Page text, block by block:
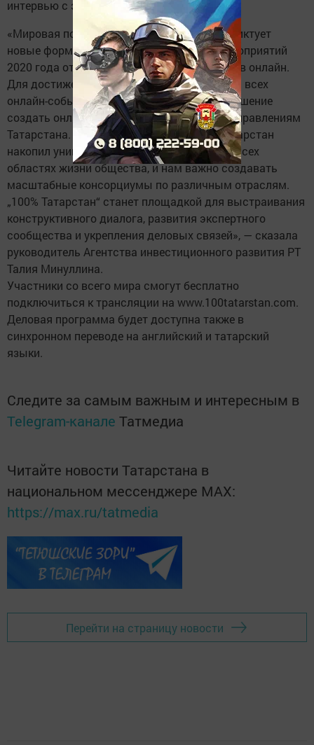
интервью с экспертами.
«Мировая посткоронавирусная ситуация диктует
новые форматы работы. Большинство мероприятий
2020 года отменены вовсе или перенесены в онлайн.
Для достижения синергетического эффекта всех
онлайн-событий республики мы приняли решение
создать онлайн-платформу по ведущим направлениям
Татарстана. За последние десятилетия Татарстан
накопил уникальный опыт практически во всех
областях жизни общества, и нам важно создавать
масштабные консорциумы по различным отраслям.
„100% Татарстан“ станет площадкой для выстраивания
конструктивного диалога, развития экспертного
сообщества и укрепления деловых связей», — сказала
руководитель Агентства инвестиционного развития РТ
Талия Минуллина.
Участники со всего мира смогут бесплатно
подключиться к трансляции на www.100tatarstan.com.
Деловая программа будет доступна также в
синхронном переводе на английский и татарский
языки.
Следите за самым важным и интересным в
Telegram-канале Татмедиа
Читайте новости Татарстана в
национальном мессенджере MАХ:
https://max.ru/tatmedia
Перейти на страницу новости